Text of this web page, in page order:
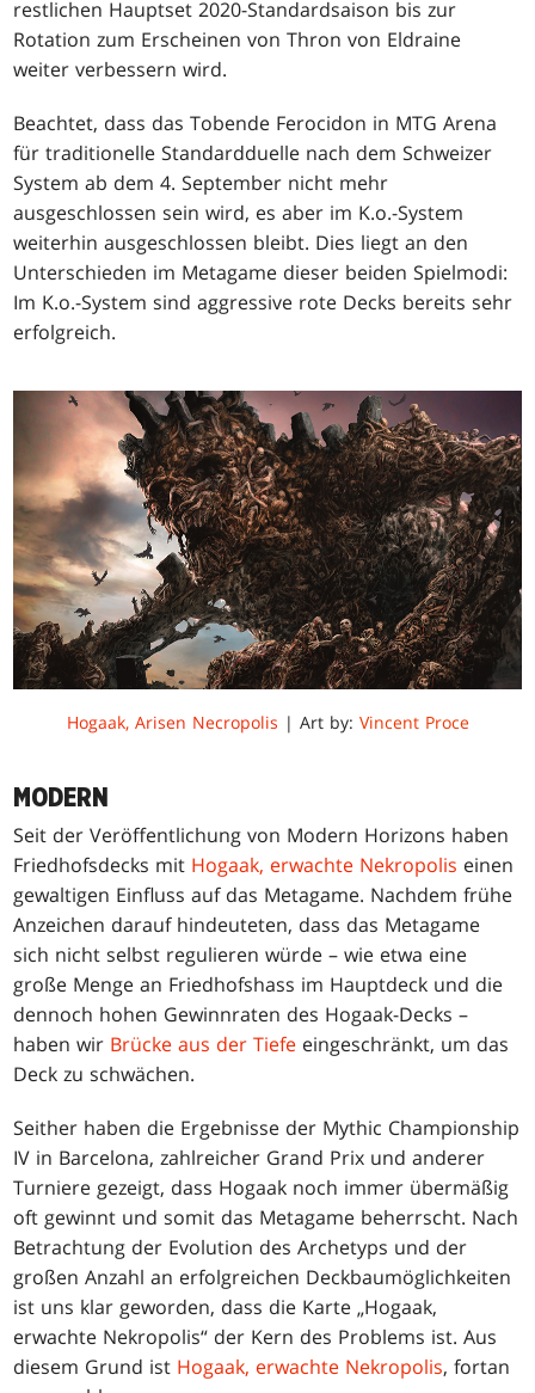
restlichen Hauptset 2020-Standardsaison bis zur
Rotation zum Erscheinen von Thron von Eldraine
weiter verbessern wird.
Beachtet, dass das Tobende Ferocidon in MTG Arena
für traditionelle Standardduelle nach dem Schweizer
System ab dem 4. September nicht mehr
ausgeschlossen sein wird, es aber im K.o.-System
weiterhin ausgeschlossen bleibt. Dies liegt an den
Unterschieden im Metagame dieser beiden Spielmodi:
Im K.o.-System sind aggressive rote Decks bereits sehr
erfolgreich.
Hogaak, Arisen Necropolis | Art by: Vincent Proce
MODERN
Seit der Veröffentlichung von Modern Horizons haben
Friedhofsdecks mit Hogaak, erwachte Nekropolis einen
gewaltigen Einfluss auf das Metagame. Nachdem frühe
Anzeichen darauf hindeuteten, dass das Metagame
sich nicht selbst regulieren würde – wie etwa eine
große Menge an Friedhofshass im Hauptdeck und die
dennoch hohen Gewinnraten des Hogaak-Decks –
haben wir Brücke aus der Tiefe eingeschränkt, um das
Deck zu schwächen.
Seither haben die Ergebnisse der Mythic Championship
IV in Barcelona, zahlreicher Grand Prix und anderer
Turniere gezeigt, dass Hogaak noch immer übermäßig
oft gewinnt und somit das Metagame beherrscht. Nach
Betrachtung der Evolution des Archetyps und der
großen Anzahl an erfolgreichen Deckbaumöglichkeiten
ist uns klar geworden, dass die Karte „Hogaak,
erwachte Nekropolis“ der Kern des Problems ist. Aus
diesem Grund ist Hogaak, erwachte Nekropolis, fortan